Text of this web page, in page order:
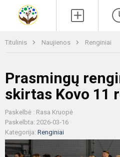
Titulinis Naujienos Renginiai
Prasmingų
skirtas Kovo 11
Paskelbė : Rasa Kruopė
Paskelbta: 2026-03-16
Kategorija: Renginiai